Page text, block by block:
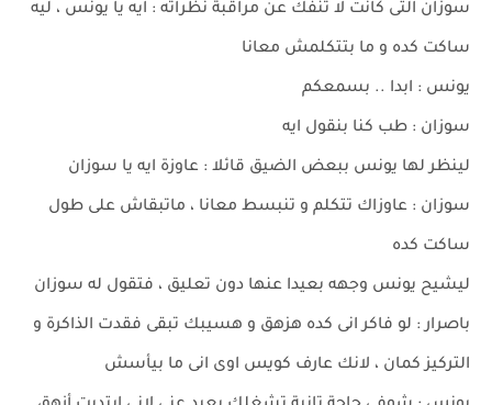
سوزان التى كانت لا تنفك عن مراقبة نظراته : ايه يا يونس ، ليه
ساكت كده و ما بتتكلمش معانا
يونس : ابدا .. بسمعكم
سوزان : طب كنا بنقول ايه
لينظر لها يونس ببعض الضيق قائلا : عاوزة ايه يا سوزان
سوزان : عاوزاك تتكلم و تنبسط معانا ، ماتبقاش على طول
ساكت كده
ليشيح يونس وجهه بعيدا عنها دون تعليق ، فتقول له سوزان
باصرار : لو فاكر انى كده هزهق و هسيبك تبقى فقدت الذاكرة و
التركيز كمان ، لانك عارف كويس اوى انى ما بيأسش